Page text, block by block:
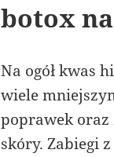
botox
Na ogół kwas
wiele
poprawek oraz
skóry. Zabiegi